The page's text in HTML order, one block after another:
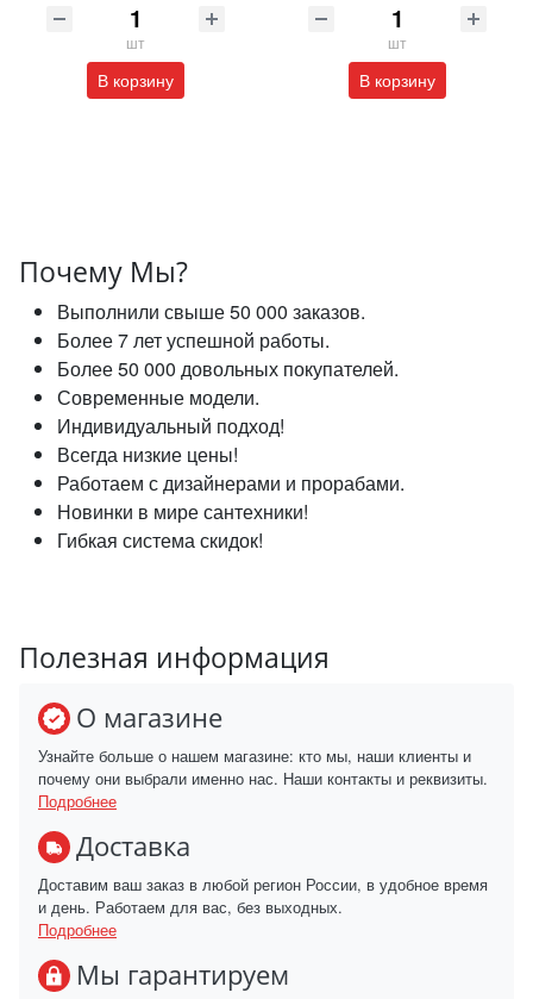
шт
В корзину
шт
В корзину
Почему Мы?
Выполнили свыше 50 000 заказов.
Более 7 лет успешной работы.
Более 50 000 довольных покупателей.
Современные модели.
Индивидуальный подход!
Всегда низкие цены!
Работаем с дизайнерами и прорабами.
Новинки в мире сантехники!
Гибкая система скидок!
Полезная информация
О магазине
Узнайте больше о нашем магазине: кто мы, наши клиенты и
почему они выбрали именно нас. Наши контакты и реквизиты.
Подробнее
Доставка
Доставим ваш заказ в любой регион России, в удобное время
и день. Работаем для вас, без выходных.
Подробнее
Мы гарантируем